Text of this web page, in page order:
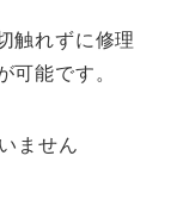
触れずに修理
可能です。
ません